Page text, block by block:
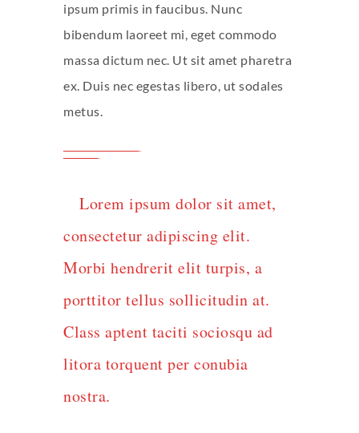
ipsum primis in faucibus. Nunc
bibendum laoreet mi, eget commodo
massa dictum nec. Ut sit amet pharetra
ex. Duis nec egestas libero, ut sodales
metus.
Lorem ipsum dolor sit amet,
consectetur adipiscing elit.
Morbi hendrerit elit turpis, a
porttitor tellus sollicitudin at.
Class aptent taciti sociosqu ad
litora torquent per conubia
nostra.